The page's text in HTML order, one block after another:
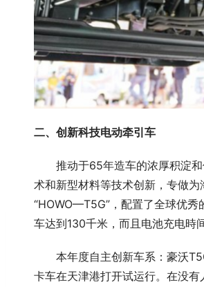
二、创新科技电动牵引车
推动于65年造车的浓厚积淀和
术和新型材料等技术创新，专做
“HOWO—T5G”，配置了全球优
车达到130千米，而且电池充电時
本年度自主创新车系：豪沃
卡车在天津港打开试运行。在没